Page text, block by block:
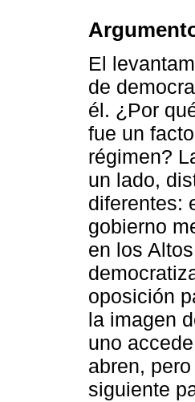
El
de
él. ¿Por
fue un
régimen?
un lado,
diferentes:
gobierno
en los
oposición
la imagen
uno
abren,
siguiente